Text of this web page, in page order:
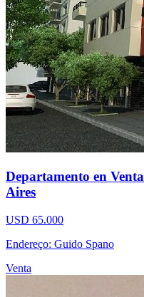
Departamento en
Aires
USD 65.000
Endereço: Guido Spano
Venta